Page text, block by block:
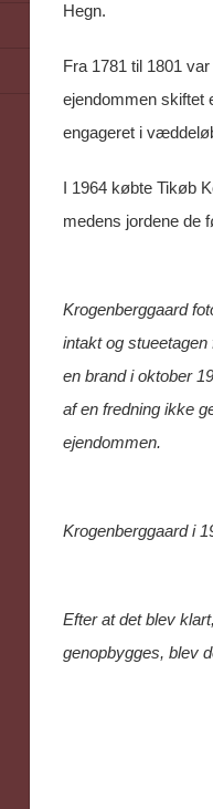
Hegn.
Fra 1781 til 1801
ejendommen skiftet
engageret i
I 1964 købte Tikøb
medens jordene de
Krogenberggaard
intakt og
en brand i oktober
af en fredning ikke
ejendommen.
Krogenberggaard i
Efter at det blev
genopbygges, blev